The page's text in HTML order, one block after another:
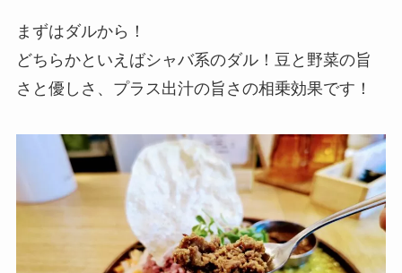
まずはダルから！
どちらかといえばシャバ系のダル！豆と野菜の旨
さと優しさ、プラス出汁の旨さの相乗効果です！